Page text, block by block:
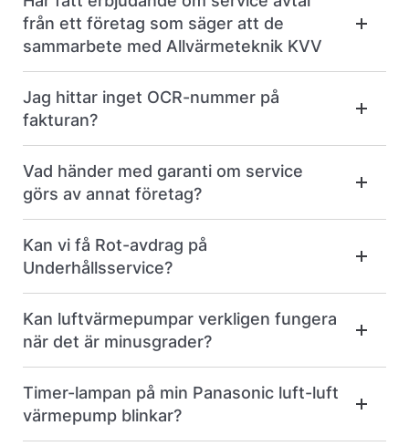
från ett företag som säger att de
sammarbete med Allvärmeteknik KVV
Jag hittar inget OCR-nummer på
fakturan?
Vad händer med garanti om service
görs av annat företag?
Kan vi få Rot-avdrag på
Underhållsservice?
Kan luftvärmepumpar verkligen fungera
när det är minusgrader?
Timer-lampan på min Panasonic luft-luft
värmepump blinkar?